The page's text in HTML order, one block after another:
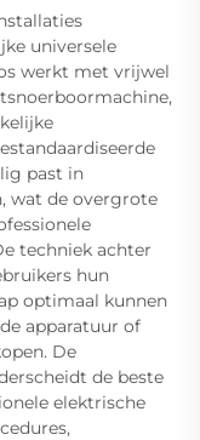
universele
werkt met vrijwel
past in
wat de overgrote
techniek achter
hun
optimaal kunnen
apparatuur of
De
de beste
elektrische